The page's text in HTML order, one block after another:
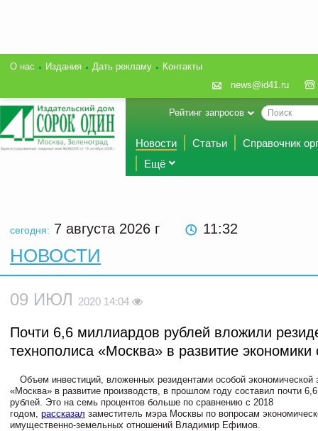
О нас Издания Дать рекламу
Контакты
news@id41.ru
Рейтинг запросов
Новости Статьи
Справочник
Ещё
сегодня: 7 августа 2026 г 11:32
НОВОСТИ
09 ИЮЛ 2020 14:04
Почти 6,6 миллиардов рублей вложили
технополиса «Москва» в развитие экономики
Объем инвестиций, вложенных резидентами особой экономической
«Москва» в развитие производств, в прошлом году составил почти
рублей. Это на семь процентов больше по сравнению с 2018
годом, рассказал заместитель мэра Москвы по вопросам
имущественно-земельных отношений Владимир Ефимов.